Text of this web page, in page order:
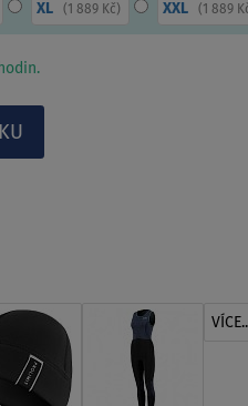
XL ( 1 889 Kč) XXL ( 1 889